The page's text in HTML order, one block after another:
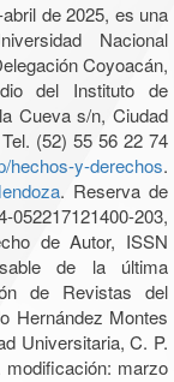
de 2025, es una
Nacional
Coyoacán,
del Instituto de
Cueva s/n, Ciudad
(52) 55 56 22 74
hechos-y-derechos.
. Reserva de
203,
de Autor, ISSN
de la última
de Revistas del
Hernández Montes
Universitaria, C. P.
marzo